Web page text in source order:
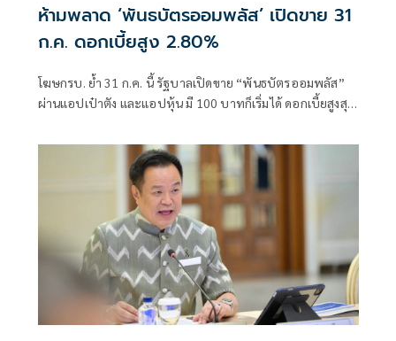
ห้ามพลาด ‘พันธบัตรออมพลัส’ เปิดขาย 31
ก.ค. ดอกเบี้ยสูง 2.80%
โฆษกรบ. ย้ำ 31 ก.ค. นี้ รัฐบาลเปิดขาย “พันธบัตรออมพลัส”
ผ่านแอปเป๋าตัง และแอปหุ้น มี 100 บาทก็เริ่มได้ ดอกเบี้ยสูงสุด